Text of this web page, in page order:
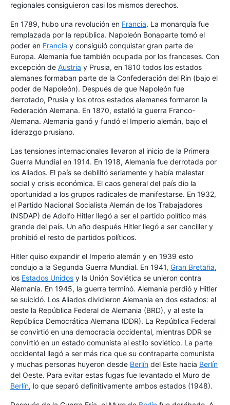
regionales consiguieron casi los mismos derechos.
En 1789, hubo una revolución en Francia. La monarquía fue
remplazada por la república. Napoleón Bonaparte tomó el
poder en Francia y consiguió conquistar gran parte de
Europa. Alemania fue también ocupada por los franceses. Con
excepción de Austria y Prusia, en 1810 todos los estados
alemanes formaban parte de la Confederación del Rin (bajo el
poder de Napoleón). Después de que Napoleón fue
derrotado, Prusia y los otros estados alemanes formaron la
Federación Alemana. En 1870, estalló la guerra Franco-
Alemana. Alemania ganó y fundó el Imperio alemán, bajo el
liderazgo prusiano.
Las tensiones internacionales llevaron al inicio de la Primera
Guerra Mundial en 1914. En 1918, Alemania fue derrotada por
los Aliados. El país se debilitó seriamente y había malestar
social y crisis económica. El caos general del país dio la
oportunidad a los grupos radicales de manifestarse. En 1932,
el Partido Nacional Socialista Alemán de los Trabajadores
(NSDAP) de Adolfo Hitler llegó a ser el partido político más
grande del país. Un año después Hitler llegó a ser canciller y
prohibió el resto de partidos políticos.
Hitler quiso expandir el Imperio alemán y en 1939 esto
condujo a la Segunda Guerra Mundial. En 1941, Gran Bretaña,
los Estados Unidos y la Unión Soviética se unieron contra
Alemania. En 1945, la guerra terminó. Alemania perdió y Hitler
se suicidó. Los Aliados dividieron Alemania en dos estados: al
oeste la República Federal de Alemania (BRD), y al este la
República Democrática Alemana (DDR). La República Federal
se convirtió en una democracia occidental, mientras DDR se
convirtió en un estado comunista al estilo soviético. La parte
occidental llegó a ser más rica que su contraparte comunista
y muchas personas huyeron desde Berlín del Este hacia Berlín
del Oeste. Para evitar estas fugas fue levantado el Muro de
Berlín, lo que separó definitivamente ambos estados (1948).